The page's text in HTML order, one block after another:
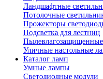
Ландшафтные
Потолочные
Прожекторы
Подсветка для лестниц
Пылевлагозащищенные
Уличные настольные
Каталог ламп
Умные лампы
Светодиодные модули